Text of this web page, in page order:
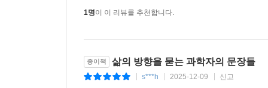
아니라 창의적 사고와 열린 마음의 선언이며, ‘
일깨우는 겸허한 깨달음이다. 빠르게 변하는 세
1명이 이 리뷰를 추천합니다.
종이책 삶의 방향을 묻는 과학자의 문장들
s***h 2025-12-09 신고